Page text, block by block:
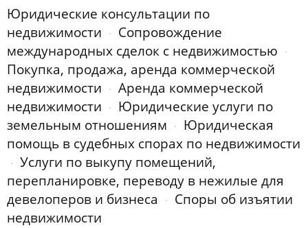
Юридические консультации по
недвижимости
Сопровождение
международных сделок с недвижимостью
Покупка, продажа, аренда коммерческой
недвижимости
Аренда коммерческой
недвижимости
Юридические услуги по
земельным отношениям
Юридическая
помощь в судебных спорах по недвижимости
Услуги по выкупу помещений,
перепланировке, переводу в нежилые для
девелоперов и бизнеса
Споры об изъятии
недвижимости